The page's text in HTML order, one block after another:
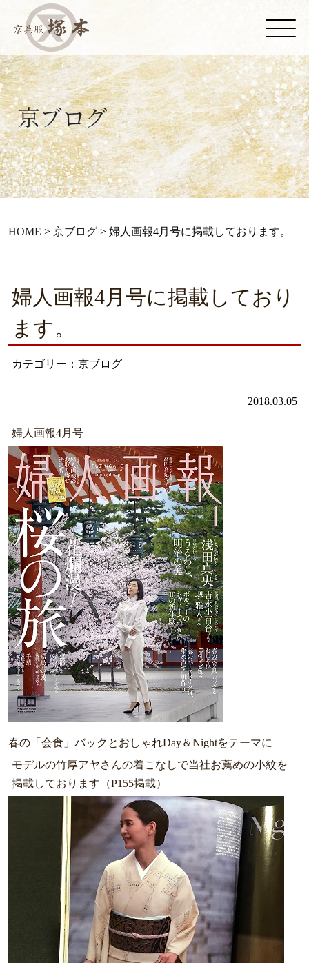
HOME > 京ブログ> 婦人画報4月号に掲載しております。
婦人画報4月号に掲載しており
ます。
カテゴリー：京ブログ
2018.03.05
婦人画報4月号
春の「会食」バックとおしゃれDay＆Nightをテーマに
モデルの竹厚アヤさんの着こなしで当社お薦めの小紋を
掲載しております（P155掲載）